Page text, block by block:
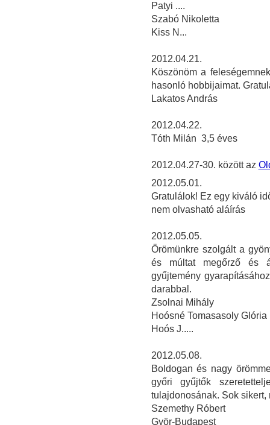
Patyi ....
Szabó Nikoletta
Kiss N...
2012.04.21.
Köszönöm a
hasonló hobbijaimat.
Lakatos András
2012.04.22.
Tóth Milán 3,5 éves
2012.04.27-30. között az
2012.05.01.
Gratulálok! Ez egy kiváló
nem olvasható aláírás
2012.05.05.
Örömünkre szolgált a
és múltat megőrző és
gyűjtemény
darabbal.
Zsolnai Mihály
Hoósné Tomasasoly Glória
Hoós J.....
2012.05.08.
Boldogan és nagy
győri gyűjtők
tulajdonosának. Sok
Szemethy Róbert
Györ-Budapest